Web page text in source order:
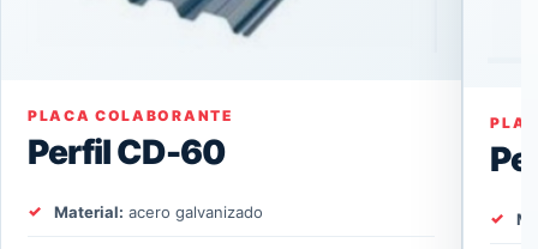
PLACA COLABORANTE
Perfil CD-60
Material: acero galvanizado